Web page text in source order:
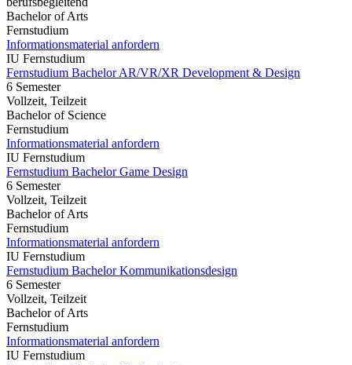
Bachelor of Arts
Fernstudium
Informationsmaterial anfordern
IU Fernstudium
Fernstudium Bachelor AR/VR/XR Development & Design
6 Semester
Vollzeit, Teilzeit
Bachelor of Science
Fernstudium
Informationsmaterial anfordern
IU Fernstudium
Fernstudium Bachelor Game Design
6 Semester
Vollzeit, Teilzeit
Bachelor of Arts
Fernstudium
Informationsmaterial anfordern
IU Fernstudium
Fernstudium Bachelor Kommunikationsdesign
6 Semester
Vollzeit, Teilzeit
Bachelor of Arts
Fernstudium
Informationsmaterial anfordern
IU Fernstudium